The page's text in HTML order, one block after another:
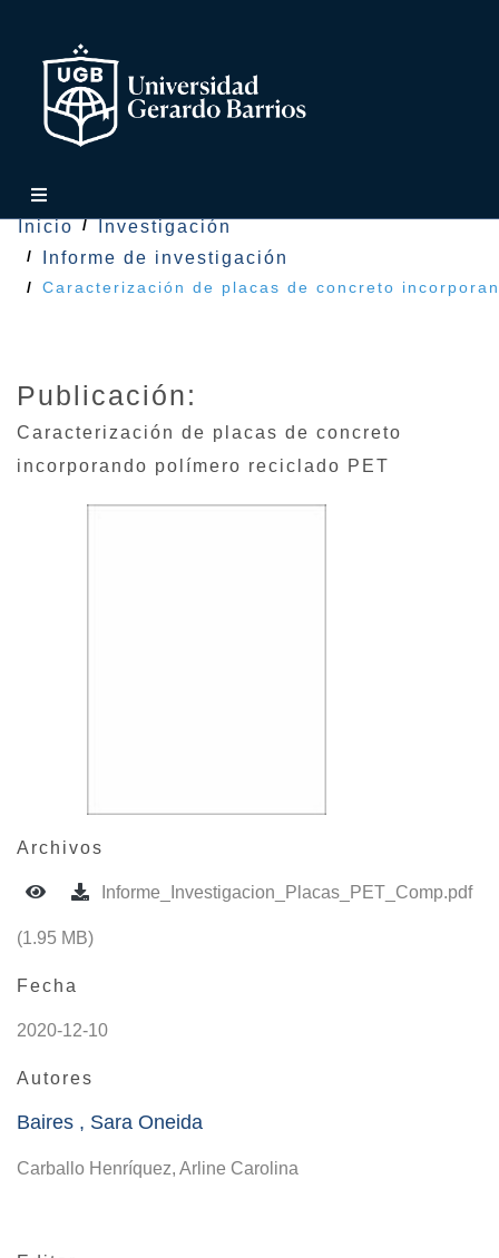
Inicio
Investigación
Informe de investigación
Caracterización de placas de concreto
Publicación:
Caracterización de placas de concreto
incorporando polímero reciclado PET
Archivos
Informe_Investigacion_Placas_PET_Comp.pdf
(1.95 MB)
Fecha
2020-12-10
Autores
Baires , Sara Oneida
Carballo Henríquez, Arline Carolina